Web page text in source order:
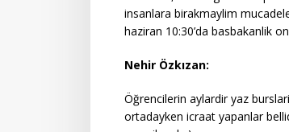
insanlara birakmaylim
haziran 10:30’da basbakanlik
Nehir Özkızan:
Öğrencilerin aylardir yaz
ortadayken icraat yapanlar